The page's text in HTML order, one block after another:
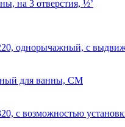
на 3 отверстия, ½’
однорычажный, с
для ванны, СМ
с возможностью